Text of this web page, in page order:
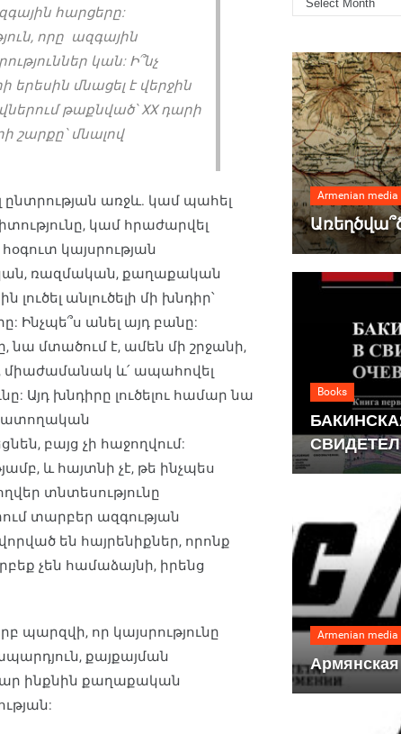
հարցերը:
որը ազգային
կան: Ի՞նչ
երեսին մնացել է վերջին
թաքնված՝ XX դարի
շարքը՝ մնալով
առջև. կամ պահել
կամ հրաժարվել
կայսրության
ռազմական, քաղաքական
անլուծելի մի խնդիր՝
Ինչպե՞ս անել այդ բանը:
նա մտածում է, ամեն մի շրջանի,
միաժամանակ և՛ ապահովել
Այդ խնդիրը լուծելու համար նա
բայց չի հաջողվում:
և հայտնի չէ, թե ինչպես
տնտեսությունը
տարբեր ազգության
են հայրենիքներ, որոնք
չեն համաձայնի, իրենց
պարզվի, որ կայսրությունը
քայքայման
ինքնին քաղաքական
Armenian media
Books
Armenian media
Армянская